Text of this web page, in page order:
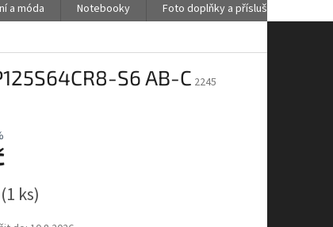
a móda Notebooky Foto doplňky a příslušenství
S6 AB-C 2245
(1 ks)